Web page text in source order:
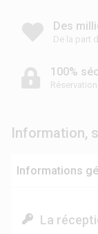
Des
De la part
100%
Information,
Informations
La